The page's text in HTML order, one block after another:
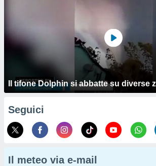
Il tifone Dolphin si abbatte su diverse
Seguici
Il meteo via e-mail